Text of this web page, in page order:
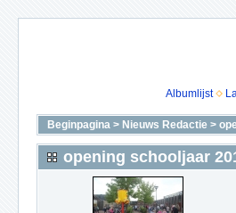
Albumlijst
Beginpagina > Nieuws Redactie >
opening schooljaar